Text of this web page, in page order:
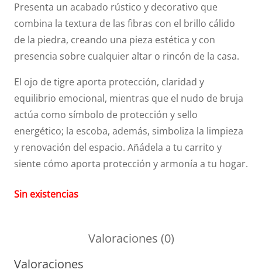
Presenta un acabado rústico y decorativo que
combina la textura de las fibras con el brillo cálido
de la piedra, creando una pieza estética y con
presencia sobre cualquier altar o rincón de la casa.
El ojo de tigre aporta protección, claridad y
equilibrio emocional, mientras que el nudo de bruja
actúa como símbolo de protección y sello
energético; la escoba, además, simboliza la limpieza
y renovación del espacio. Añádela a tu carrito y
siente cómo aporta protección y armonía a tu hogar.
Sin existencias
Valoraciones (0)
Valoraciones